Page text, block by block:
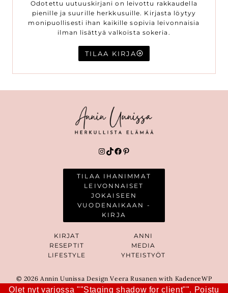
Odotettu uutuuskirjani on leivottu rakkaudella
pienille ja suurille herkkusuille. Kirjasta löytyy
monipuollisesti ihan kaikille sopivia leivonnaisia
ilman lisättyä valkoista sokeria.
TILAA KIRJA
Instagram
TikTok
Facebook
Pinterest
TILAA IHANIMMAT
LEIVONNAISET
JOKAISEEN
VUODENAIKAAN -
KIRJA
KIRJAT
RESEPTIT
LIFESTYLE
ANNI
MEDIA
YHTEISTYÖT
© 2026 Annin Uunissa Design Veera Rusanen with KadenceWP
Olet nyt varjossa ""Staging shadow for client"". Poistu